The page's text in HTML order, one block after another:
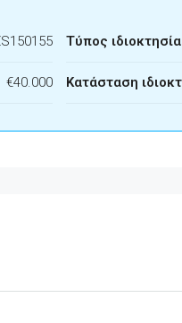
€40.000
Τύπος
Κατάσταση